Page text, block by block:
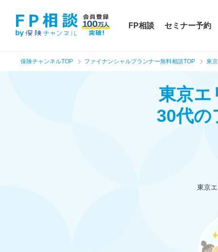
FP相談 セミナー予約
保険チャンネルTOP ファイナンシャルプランナー無料相談TOP 東
東京エ
30代の
東京